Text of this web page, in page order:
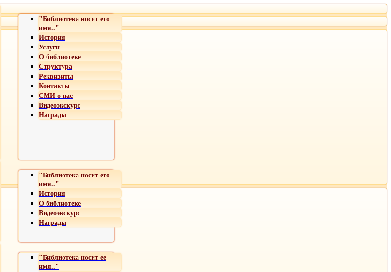
"Библиотека носит его
имя.."
История
Услуги
О библиотеке
Структура
Реквизиты
Контакты
СМИ о нас
Видеоэкскурс
Награды
"Библиотека носит его
имя.."
История
О библиотеке
Видеоэкскурс
Награды
"Библиотека носит ее
имя.."